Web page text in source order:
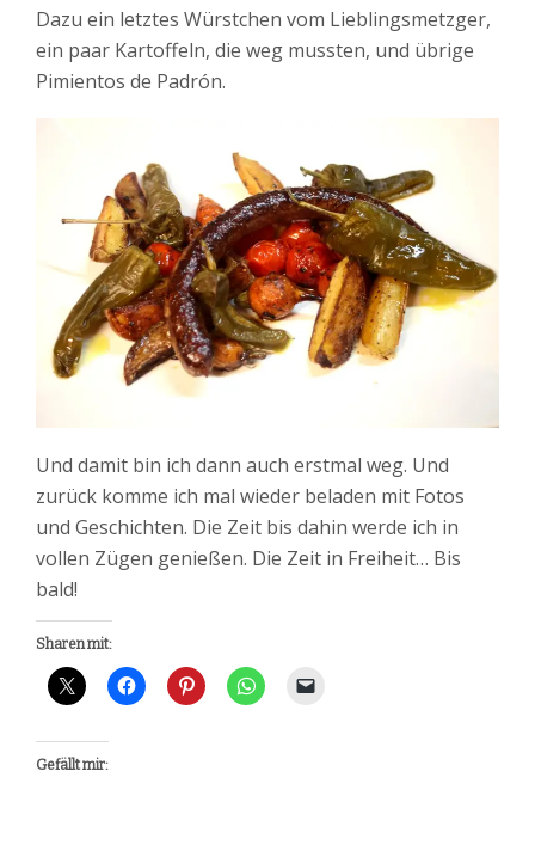
Dazu ein letztes Würstchen vom Lieblingsmetzger,
ein paar Kartoffeln, die weg mussten, und übrige
Pimientos de Padrón.
Und damit bin ich dann auch erstmal weg. Und
zurück komme ich mal wieder beladen mit Fotos
und Geschichten. Die Zeit bis dahin werde ich in
vollen Zügen genießen. Die Zeit in Freiheit… Bis
bald!
Sharen mit:
Gefällt mir: